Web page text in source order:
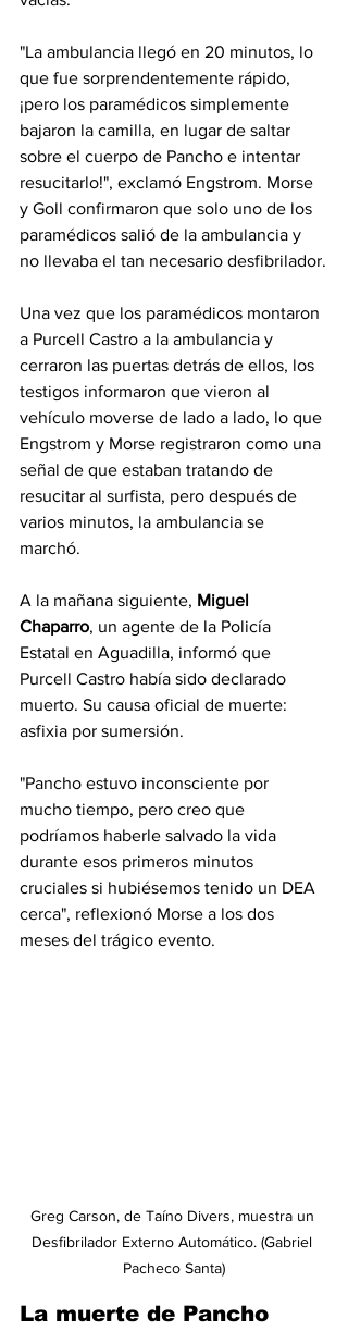
"La ambulancia llegó en 20 minutos, lo
que fue sorprendentemente rápido,
¡pero los paramédicos simplemente
bajaron la camilla, en lugar de saltar
sobre el cuerpo de Pancho e intentar
resucitarlo!", exclamó Engstrom. Morse
y Goll confirmaron que solo uno de los
paramédicos salió de la ambulancia y
no llevaba el tan necesario desfibrilador.
Una vez que los paramédicos montaron
a Purcell Castro a la ambulancia y
cerraron las puertas detrás de ellos, los
testigos informaron que vieron al
vehículo moverse de lado a lado, lo que
Engstrom y Morse registraron como una
señal de que estaban tratando de
resucitar al surfista, pero después de
varios minutos, la ambulancia se
marchó.
A la mañana siguiente, Miguel
Chaparro, un agente de la Policía
Estatal en Aguadilla, informó que
Purcell Castro había sido declarado
muerto. Su causa oficial de muerte:
asfixia por sumersión.
"Pancho estuvo inconsciente por
mucho tiempo, pero creo que
podríamos haberle salvado la vida
durante esos primeros minutos
cruciales si hubiésemos tenido un DEA
cerca", reflexionó Morse a los dos
meses del trágico evento.
Greg Carson, de Taíno Divers, muestra un
Desfibrilador Externo Automático. (Gabriel
Pacheco Santa)
La muerte de Pancho